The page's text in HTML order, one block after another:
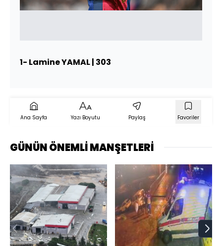
1- Lamine YAMAL | 303
Ana Sayfa Yazı Boyutu Paylaş Favoriler
GÜNÜN ÖNEMLİ MANŞETLERİ